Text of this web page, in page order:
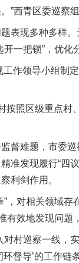
”西青区委巡察
现多种多样。
一把锁”，优化
领导小组制定
照区级重点村
难题，市委巡
准发现履行“四
利剑作用。
对相关领域存
有效地发现问题
村巡察一线，实
督导’的工作链